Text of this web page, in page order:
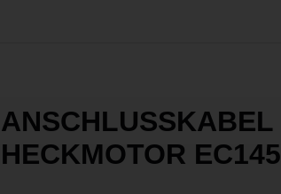
ANSCHLUSSKABEL
HECKMOTOR EC145